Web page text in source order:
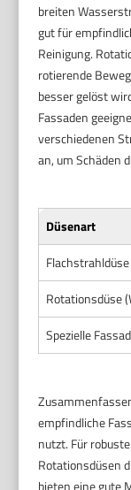
breiten
gut für
Reinigung.
rotierende
besser gelöst
Fassaden
verschiedenen
an, um Schäden
Düsenart
Flachstrahldüse
Rotationsdüse
Spezielle
empfindliche
nutzt. Für
Rotationsdüsen
bieten eine gute